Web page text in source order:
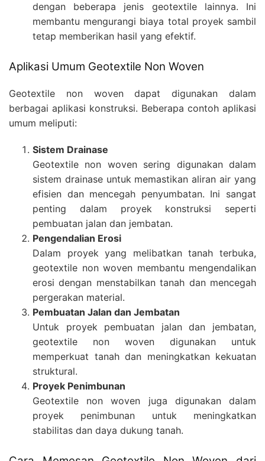
dengan beberapa jenis geotextile lainnya. Ini
membantu mengurangi biaya total proyek sambil
tetap memberikan hasil yang efektif.
Aplikasi Umum Geotextile Non Woven
Geotextile non woven dapat digunakan dalam
berbagai aplikasi konstruksi. Beberapa contoh aplikasi
umum meliputi:
Sistem Drainase
Geotextile non woven sering digunakan dalam
sistem drainase untuk memastikan aliran air yang
efisien dan mencegah penyumbatan. Ini sangat
penting dalam proyek konstruksi seperti
pembuatan jalan dan jembatan.
Pengendalian Erosi
Dalam proyek yang melibatkan tanah terbuka,
geotextile non woven membantu mengendalikan
erosi dengan menstabilkan tanah dan mencegah
pergerakan material.
Pembuatan Jalan dan Jembatan
Untuk proyek pembuatan jalan dan jembatan,
geotextile non woven digunakan untuk
memperkuat tanah dan meningkatkan kekuatan
struktural.
Proyek Penimbunan
Geotextile non woven juga digunakan dalam
proyek penimbunan untuk meningkatkan
stabilitas dan daya dukung tanah.